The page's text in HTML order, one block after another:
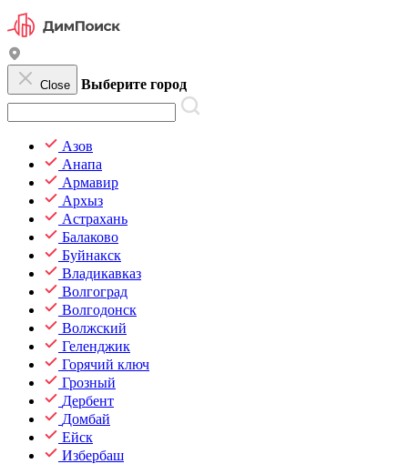
Close Выберите город
Азов
Анапа
Армавир
Архыз
Астрахань
Балаково
Буйнакск
Владикавказ
Волгоград
Волгодонск
Волжский
Геленджик
Горячий ключ
Грозный
Дербент
Домбай
Ейск
Избербаш